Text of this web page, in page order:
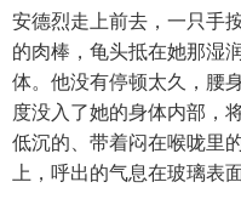
安德烈走上前去，一只手
的肉棒，龟头抵在她那湿
体。他没有停顿太久，腰
度没入了她的身体内部，
低沉的、带着闷在喉咙里
上，呼出的气息在玻璃表